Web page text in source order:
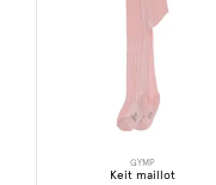
GYMP
Keit maillot